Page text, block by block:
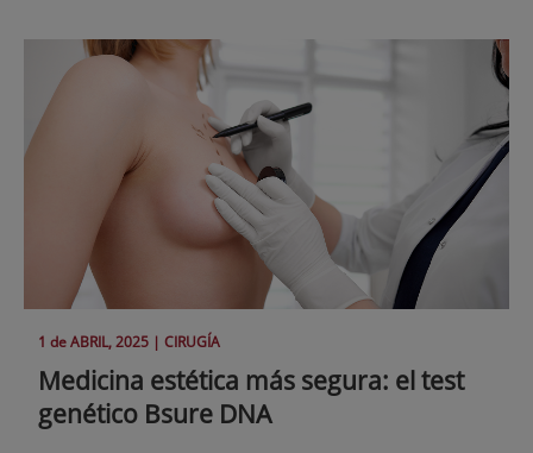
1 deABRIL, 2025 | CIRUGÍA
Medicina estética más segura: el test
genético Bsure DNA